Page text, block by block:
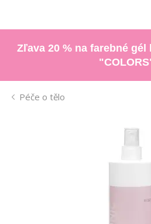
Zľava 20 % na farebné
Péče o tělo